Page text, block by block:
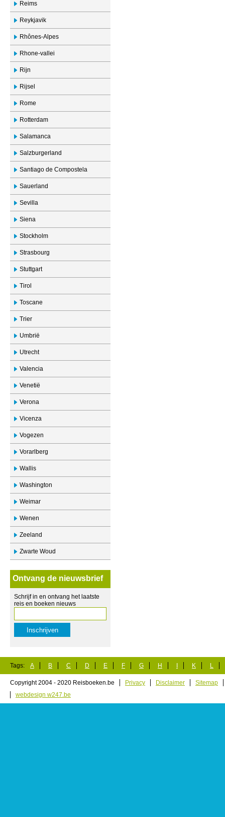
Reims
Reykjavik
Rhônes-Alpes
Rhone-vallei
Rijn
Rijsel
Rome
Rotterdam
Salamanca
Salzburgerland
Santiago de Compostela
Sauerland
Sevilla
Siena
Stockholm
Strasbourg
Stuttgart
Tirol
Toscane
Trier
Umbrië
Utrecht
Valencia
Venetië
Verona
Vicenza
Vogezen
Vorarlberg
Wallis
Washington
Weimar
Wenen
Zeeland
Zwarte Woud
Ontvang de nieuwsbrief
Schrijf in en ontvang het laatste
reis en boeken nieuws
Tags: A B C D E F G H K L
Copyright 2004 - 2020 Reisboeken.be Privacy Disclaimer
Sitemap
webdesign w247.be